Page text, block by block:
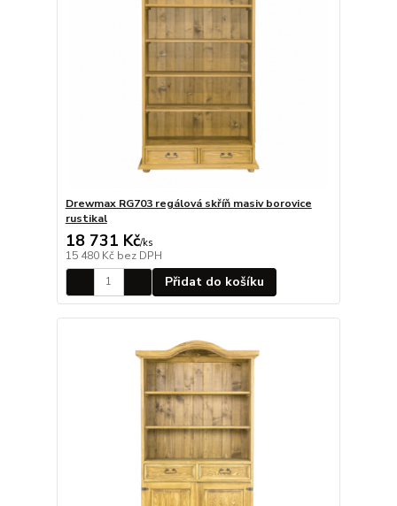
Drewmax RG703 regálová skříň masiv borovice
rustikal
18 731 Kč/ks
15 480 Kč bez DPH
Přidat do košíku